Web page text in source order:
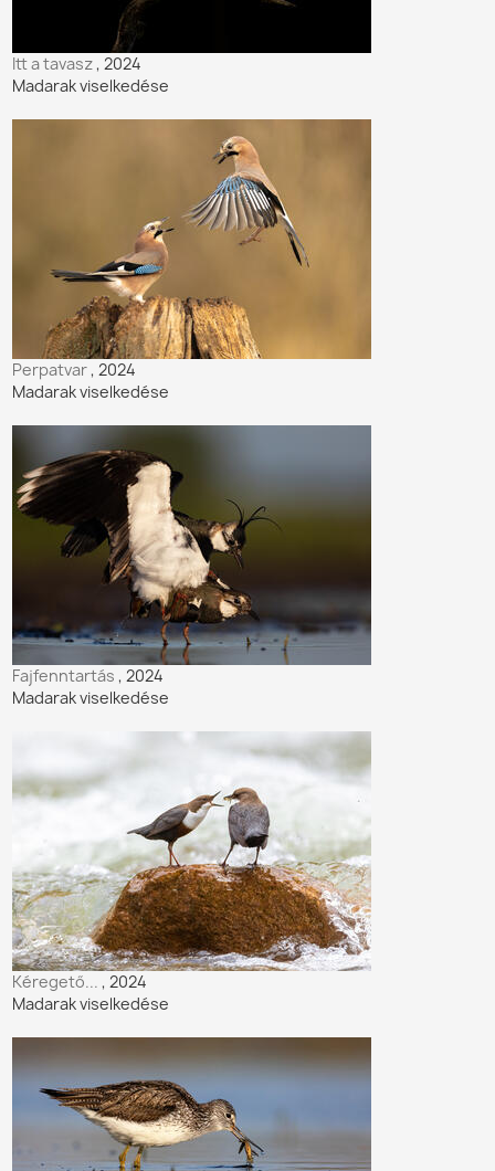
Itt a tavasz, 2024
Madarak viselkedése
Perpatvar, 2024
Madarak viselkedése
Fajfenntartás, 2024
Madarak viselkedése
Kéregető..., 2024
Madarak viselkedése